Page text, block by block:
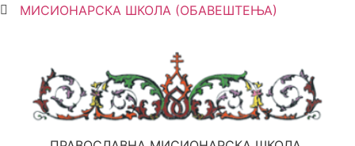
МИСИОНАРСКА ШКОЛА (ОБАВЕШТЕЊА)